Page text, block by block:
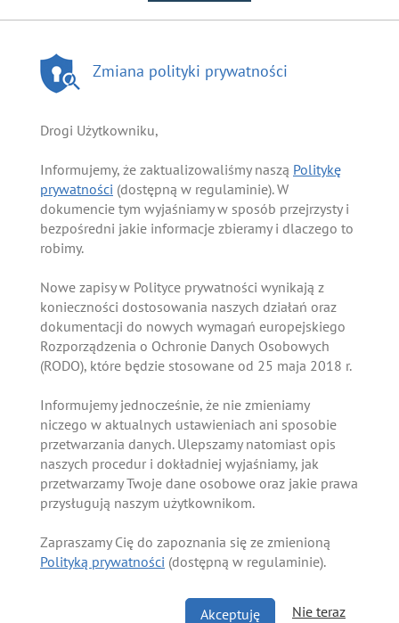
Zmiana polityki prywatności
Drogi Użytkowniku,
Informujemy, że zaktualizowaliśmy naszą Politykę
prywatności (dostępną w regulaminie). W
dokumencie tym wyjaśniamy w sposób przejrzysty i
bezpośredni jakie informacje zbieramy i dlaczego to
robimy.
Nowe zapisy w Polityce prywatności wynikają z
konieczności dostosowania naszych działań oraz
dokumentacji do nowych wymagań europejskiego
Rozporządzenia o Ochronie Danych Osobowych
(RODO), które będzie stosowane od 25 maja 2018 r.
Informujemy jednocześnie, że nie zmieniamy
niczego w aktualnych ustawieniach ani sposobie
przetwarzania danych. Ulepszamy natomiast opis
naszych procedur i dokładniej wyjaśniamy, jak
przetwarzamy Twoje dane osobowe oraz jakie prawa
przysługują naszym użytkownikom.
Zapraszamy Cię do zapoznania się ze zmienioną
Polityką prywatności (dostępną w regulaminie).
Akceptuję Nie teraz